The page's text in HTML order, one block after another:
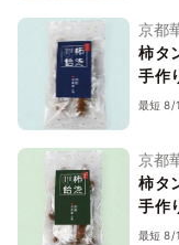
京都
柿タ
手作
最短 8/
京都
柿タ
手作
最短 8/